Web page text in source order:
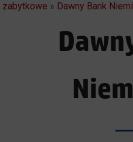
zabytkowe » Dawny Bank